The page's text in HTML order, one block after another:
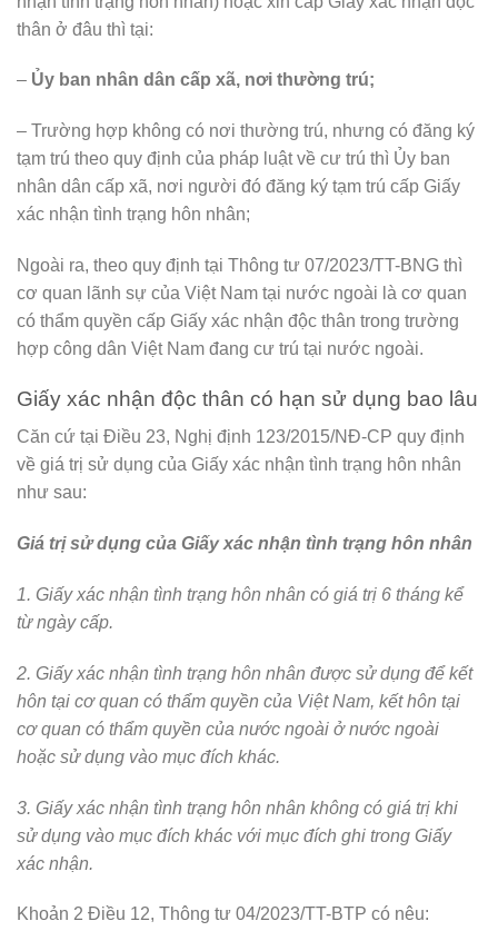
thân ở đâu thì tại:
– Ủy ban nhân dân cấp xã, nơi thường trú;
– Trường hợp không có nơi thường trú, nhưng có đăng ký
tạm trú theo quy định của pháp luật về cư trú thì Ủy ban
nhân dân cấp xã, nơi người đó đăng ký tạm trú cấp Giấy
xác nhận tình trạng hôn nhân;
Ngoài ra, theo quy định tại Thông tư 07/2023/TT-BNG thì
cơ quan lãnh sự của Việt Nam tại nước ngoài là cơ quan
có thẩm quyền cấp Giấy xác nhận độc thân trong trường
hợp công dân Việt Nam đang cư trú tại nước ngoài.
Giấy xác nhận độc thân có hạn sử dụng bao lâu
Căn cứ tại Điều 23, Nghị định 123/2015/NĐ-CP quy định
về giá trị sử dụng của Giấy xác nhận tình trạng hôn nhân
như sau:
Giá trị sử dụng của Giấy xác nhận tình trạng hôn nhân
1. Giấy xác nhận tình trạng hôn nhân có giá trị 6 tháng kể
từ ngày cấp.
2. Giấy xác nhận tình trạng hôn nhân được sử dụng để kết
hôn tại cơ quan có thẩm quyền của Việt Nam, kết hôn tại
cơ quan có thẩm quyền của nước ngoài ở nước ngoài
hoặc sử dụng vào mục đích khác.
3. Giấy xác nhận tình trạng hôn nhân không có giá trị khi
sử dụng vào mục đích khác với mục đích ghi trong Giấy
xác nhận.
Khoản 2 Điều 12, Thông tư 04/2023/TT-BTP có nêu: